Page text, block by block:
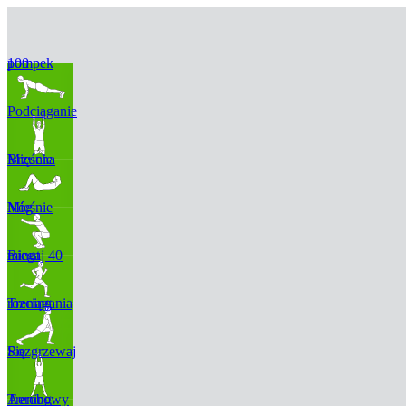
100 pompek
Podciąganie
Mięśnie Brzucha
Mięśnie Nóg
Biegaj 40 minut
Trening rozciągania
Rozgrzewaj Się
Trening Aerobowy